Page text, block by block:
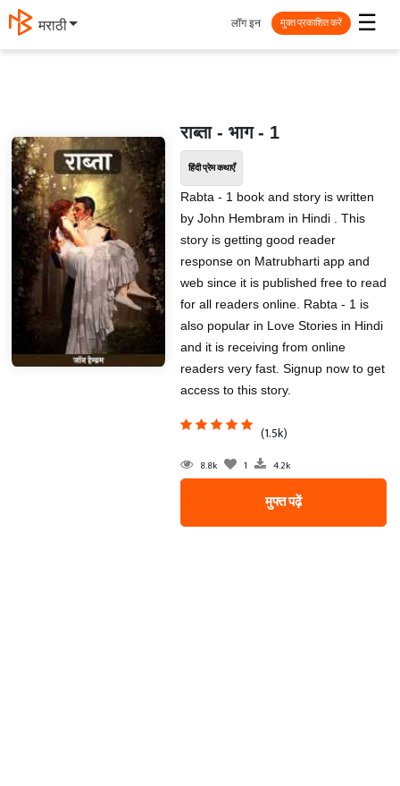
मराठी ☰
लॉग इन मुक्त प्रकाशित करें
राब्ता - भाग - 1
हिंदी प्रेम कथाएँ
Rabta - 1 book and story is written
by John Hembram in Hindi . This
story is getting good reader
response on Matrubharti app and
web since it is published free to read
for all readers online. Rabta - 1 is
also popular in Love Stories in Hindi
and it is receiving from online
readers very fast. Signup now to get
access to this story.
(1.5k)
8.8k 1 4.2k
मुफ्त पढ़ें